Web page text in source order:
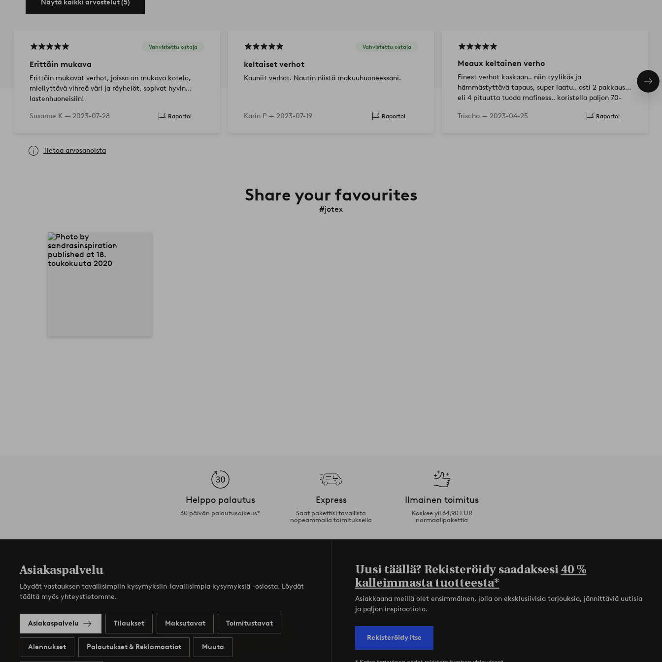
Näytä kaikki arvostelut (5)
Vahvistettu ostaja
Erittäin mukava
Erittäin mukavat verhot, joissa on mukava kotelo,
miellyttävä vihreä väri ja röyhelöt, sopivat hyvin
lastenhuoneisiin!
Susanne K — 2023-07-28 Raportoi
Vahvistettu ostaja
keltaiset verhot
Kauniit verhot. Nautin niistä makuuhuoneessani.
Karin P — 2023-07-19 Raportoi
Meaux keltainen verho
Finest verhot koskaan.. niin tyylikäs ja
hämmästyttävä tapaus, super laatu.. osti 2 pakkausta
eli 4 pituutta tuoda mafiness.. koristella paljon 70-
Trischa — 2023-04-25 Raportoi
Tietoa arvosanoista
Share your favourites
#jotex
Helppo palautus
30 päivän palautusoikeus*
Express
Saat pakettisi tavallista
nopeammalla toimituksella
Ilmainen toimitus
Koskee yli 64,90 EUR
normaalipakettia
Asiakaspalvelu
Löydät vastauksen tavallisimpiin kysymyksiin Tavallisimpia kysymyksiä -osiosta. Löydät
täältä myös yhteystietomme.
Asiakaspalvelu Tilaukset Maksutavat Toimitustavat
Alennukset Palautukset & Reklamaatiot Muuta
Uusi täällä? Rekisteröidy saadaksesi40 %
kalleimmasta tuotteesta*
Asiakkaana meillä olet ensimmäinen, jolla on eksklusiivisia tarjouksia, jännittäviä uutisia
ja paljon inspiraatiota.
Rekisteröidy itse